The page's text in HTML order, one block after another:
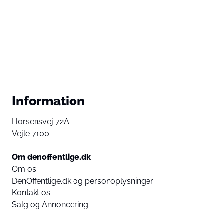
Information
Horsensvej 72A
Vejle 7100
Om denoffentlige.dk
Om os
DenOffentlige.dk og personoplysninger
Kontakt os
Salg og Annoncering